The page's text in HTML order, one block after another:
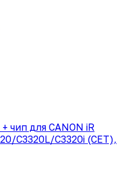
чип для CANON iR
C3320L/C3320i (CET),